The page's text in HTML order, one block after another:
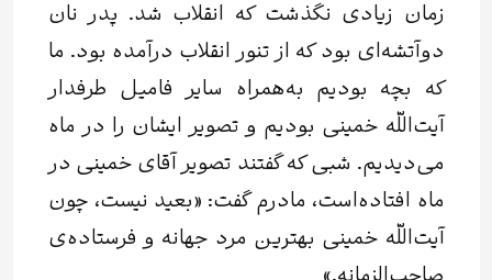
زمان زیادی نگذشت که انقلاب شد. پدر نان
دوآتشه‌ای بود که از تنور انقلاب درآمده بود. ما
که بچه بودیم به‌همراه سایر فامیل طرفدار
آیت‌اللّه خمینی بودیم و تصویر ایشان را در ماه
می‌دیدیم. شبی که گفتند تصویر آقای خمینی در
ماه افتاده‌است، مادرم گفت: «بعید نیست، چون
آیت‌اللّه خمینی بهترین مرد جهانه و فرستاده‌ی